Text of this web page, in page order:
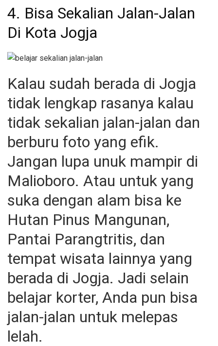
4. Bisa Sekalian Jalan-Jalan
Di Kota Jogja
Kalau sudah berada di Jogja
tidak lengkap rasanya kalau
tidak sekalian jalan-jalan dan
berburu foto yang efik.
Jangan lupa unuk mampir di
Malioboro. Atau untuk yang
suka dengan alam bisa ke
Hutan Pinus Mangunan,
Pantai Parangtritis, dan
tempat wisata lainnya yang
berada di Jogja. Jadi selain
belajar korter, Anda pun bisa
jalan-jalan untuk melepas
lelah.